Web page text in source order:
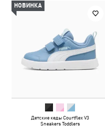
НОВИНКА
Детские кеды Courtflex V3
Sneakers Toddlers